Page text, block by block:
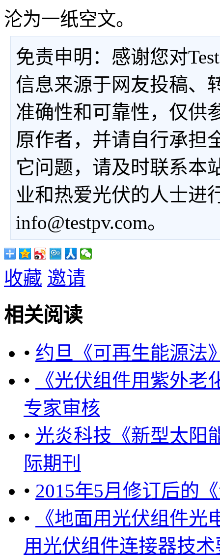
沦为一纸空文。
免责申明：感谢您对
信息来源于网友投稿、
准确性和可靠性，仅供
原作者，并请自行承担
它问题，请及时联系本
业和热爱光伏的人士进
info@testpv.com。
收藏 邀请
相关阅读
• 约旦《可再生能源法
•
《光伏组件用紫外
专家审核
• 光炎科技《新型太阳
际期刊
• 2015年5月修订后的
•
《地面用光伏组件
用光伏组件连接器技